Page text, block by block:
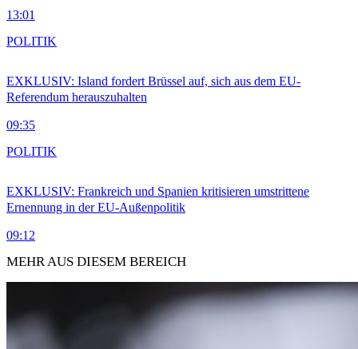
13:01
EXKLUSIV: Island fordert Brüssel auf, sich aus dem EU-
Referendum herauszuhalten
09:35
POLITIK
EXKLUSIV: Frankreich und Spanien kritisieren umstrittene
Ernennung in der EU-Außenpolitik
09:12
POLITIK
MEHR AUS DIESEM BEREICH